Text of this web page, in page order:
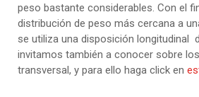
peso bastante considerables. Con el
distribución de peso más cercana a
se utiliza una disposición longitudinal
invitamos también a conocer sobre
transversal, y para ello haga click en